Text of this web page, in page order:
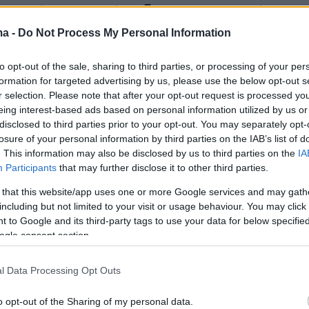
- Do Not Process My Personal Information
opt-out of the sale, sharing to third parties, or processing of your
for targeted advertising by us, please use the below opt-out
selection. Please note that after your opt-out request is processed
interest-based ads based on personal information utilized by us
to third parties prior to your opt-out. You may separately
of your personal information by third parties on the IAB’s list of
This information may also be disclosed by us to third parties on the
Participants that may further disclose it to other third parties.
that this website/app uses one or more Google services and may
but not limited to your visit or usage behaviour. You may
to Google and its third-party tags to use your data for below
consent section.
Data Processing Opt Outs
opt-out of the Sharing of my personal data.
με την έκρηξη 10.000 ατομικών
πλήγμα δέχθηκε η Σαντορίνη, όπου είχε 53
υλικές ζημιές. Το 35% των σπιτιών
και το 45% παρουσίασαν μεγάλες ή μικρές
καταστράφηκαν σχεδόν όλα τα
Εκτός από τη Σαντορίνη βέβαια σοβαρές
τα νησιά Αμοργός, Ανάφη, Αστυπάλαια,
Κάλυμνος, Λέρος, Πάτμος και Λειψοί.
529 σπίτια, 1.482 έπαθαν